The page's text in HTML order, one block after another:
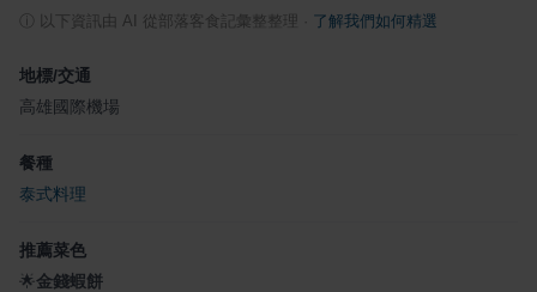
以下資訊由 AI 從部落客食記彙整整理 了解我們如何精選
地標/交通
高雄國際機場
餐種
泰式料理
推薦菜色
🌟金錢蝦餅